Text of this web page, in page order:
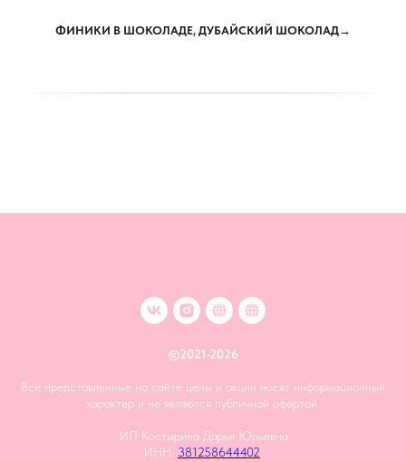
ФИНИКИ В ШОКОЛАДЕ, ДУБАЙСКИЙ ШОКОЛАД→
©2021-2026
Все представленные на сайте цены и акции носят информационный
характер и не являются публичной офертой.
ИП Костырина Дарья Юрьевна
ИНН: 381258644402